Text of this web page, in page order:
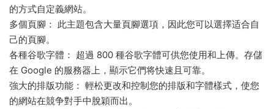
的方式自定義網站。
多個頁腳： 此主題包含大量頁腳選項，因此您可以選擇适合自
己的頁腳。
各種谷歌字體： 超過 800 種谷歌字體可供您使用和上傳。存儲
在 Google 的服務器上，顯示它們将快速且可靠。
強大的排版功能： 輕松更改和控制您的排版和字體樣式，使您
的網站在競争對手中脫穎而出。